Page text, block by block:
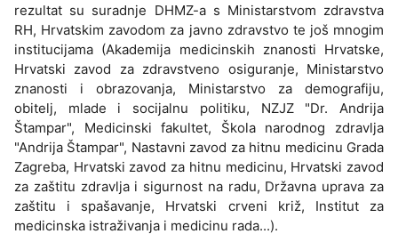
rezultat su suradnje DHMZ-a s Ministarstvom zdravstva
RH, Hrvatskim zavodom za javno zdravstvo te još mnogim
institucijama (Akademija medicinskih znanosti Hrvatske,
Hrvatski zavod za zdravstveno osiguranje, Ministarstvo
znanosti i obrazovanja, Ministarstvo za demografiju,
obitelj, mlade i socijalnu politiku, NZJZ "Dr. Andrija
Štampar", Medicinski fakultet, Škola narodnog zdravlja
"Andrija Štampar", Nastavni zavod za hitnu medicinu Grada
Zagreba, Hrvatski zavod za hitnu medicinu, Hrvatski zavod
za zaštitu zdravlja i sigurnost na radu, Državna uprava za
zaštitu i spašavanje, Hrvatski crveni križ, Institut za
medicinska istraživanja i medicinu rada...).